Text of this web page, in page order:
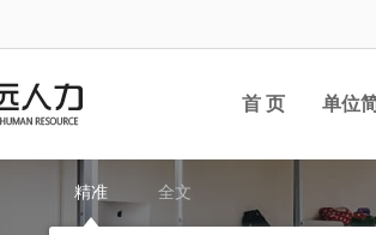
首 页 单位
精准 全文